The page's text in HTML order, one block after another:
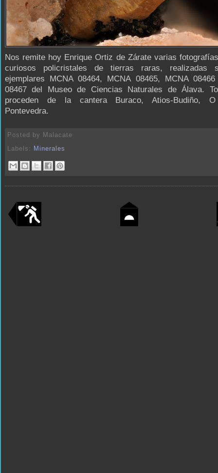
Nos remite hoy Enrique Ortiz de Zárate varias
curiosos policristales de tierras raras, realizadas
ejemplares MCNA 08464, MCNA 08465, MCNA
08467 del Museo de Ciencias Naturales de Álava.
proceden de la cantera Buraco, Atios-Budiño, O
Pontevedra.
Posted by Malacate
Labels:
Minerales